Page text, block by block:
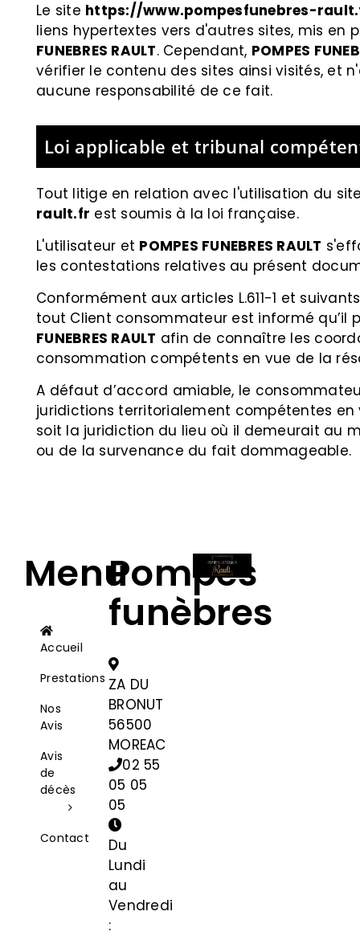
Le site https://www.pompesfunebres-
liens hypertextes vers d'autres sites, mis
FUNEBRES RAULT. Cependant, POMPES
vérifier le contenu des sites ainsi visités, et
aucune responsabilité de ce fait.
Loi applicable et tribunal
Tout litige en relation avec l'utilisation du
rault.fr est soumis à la loi française.
L'utilisateur et POMPES FUNEBRES RAULT
les contestations relatives au présent
Conformément aux articles L.611-1 et
tout Client consommateur est informé
FUNEBRES RAULT afin de connaître les
consommation compétents en vue de la
A défaut d’accord amiable, le
juridictions territorialement compétentes
soit la juridiction du lieu où il demeurait au
ou de la survenance du fait dommageable.
Menu
Accueil
Prestations
Nos
Avis
Avis
de
décès
Contact
Pompes
funèbres
ZA DU
BRONUT
56500
MOREAC
02 55
05 05
05
Du
Lundi
au
Vendredi
: